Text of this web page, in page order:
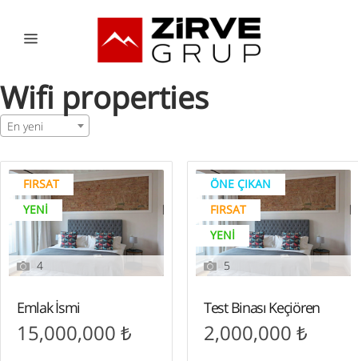
Wifi properties
En yeni
FIRSAT
YENI
4
Emlak İsmi
15,000,000 ₺
ÖNE ÇIKAN
FIRSAT
YENI
5
Test Binası Keçiören
2,000,000 ₺